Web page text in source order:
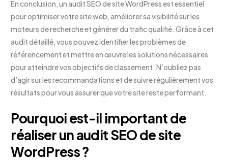
En conclusion, un audit SEO de site WordPress est essentiel
pour optimiser votre site web, améliorer sa visibilité sur les
moteurs de recherche et générer du trafic qualifié. Grâce à cet
audit détaillé, vous pouvez identifier les problèmes de
référencement et mettre en œuvre les solutions nécessaires
pour atteindre vos objectifs de classement. N’oubliez pas
d’agir sur les recommandations et de suivre régulièrement vos
résultats pour vous assurer que votre site reste performant.
Pourquoi est-il important de
réaliser un audit SEO de site
WordPress ?